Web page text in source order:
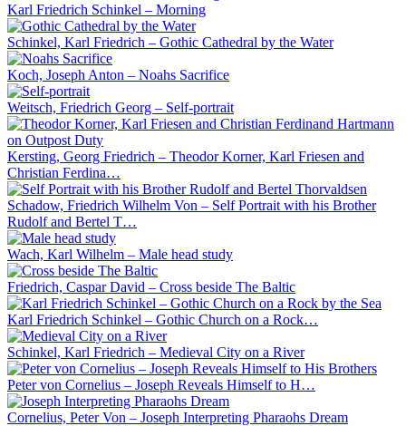
Karl Friedrich Schinkel – Morning
Schinkel, Karl Friedrich – Gothic Cathedral by the Water
Koch, Joseph Anton – Noahs Sacrifice
Weitsch, Friedrich Georg – Self-portrait
Kersting, Georg Friedrich – Theodor Korner, Karl Friesen and
Christian Ferdina…
Schadow, Friedrich Wilhelm Von – Self Portrait with his Brother
Rudolf and Bertel T…
Wach, Karl Wilhelm – Male head study
Friedrich, Caspar David – Cross beside The Baltic
Karl Friedrich Schinkel – Gothic Church on a Rock…
Schinkel, Karl Friedrich – Medieval City on a River
Peter von Cornelius – Joseph Reveals Himself to H…
Cornelius, Peter Von – Joseph Interpreting Pharaohs Dream